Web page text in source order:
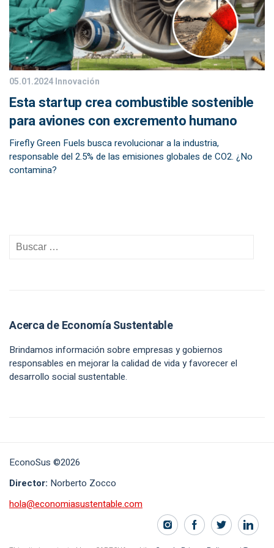
05.01.2024Innovación
Esta startup crea combustible sostenible
para aviones con excremento humano
Firefly Green Fuels busca revolucionar a la industria,
responsable del 2.5% de las emisiones globales de CO2. ¿No
contamina?
Acerca de Economía Sustentable
Brindamos información sobre empresas y gobiernos
responsables en mejorar la calidad de vida y favorecer el
desarrollo social sustentable.
EconoSus ©2026
Director: Norberto Zocco
hola@economiasustentable.com